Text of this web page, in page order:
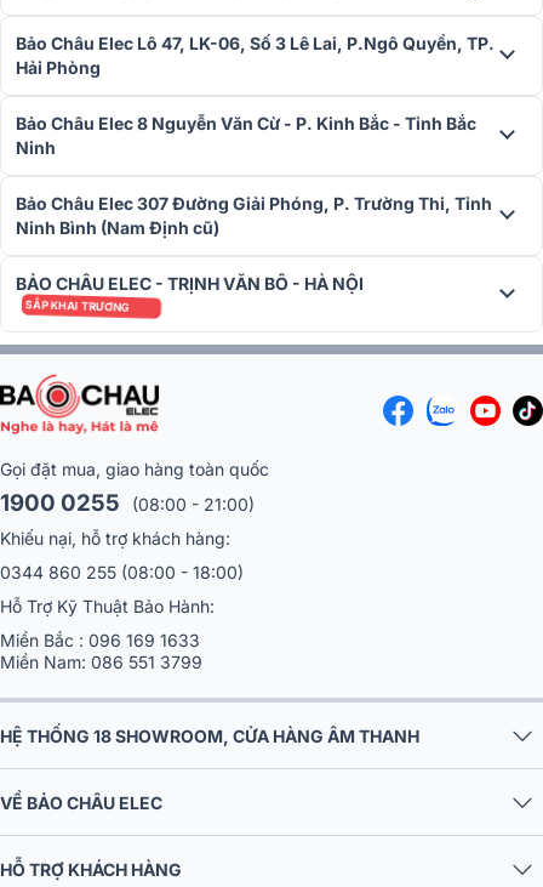
Bảo Châu Elec Lô 47, LK-06, Số 3 Lê Lai, P.Ngô Quyền, TP.
Hải Phòng
Bảo Châu Elec 8 Nguyễn Văn Cừ - P. Kinh Bắc - Tỉnh Bắc
Ninh
Bảo Châu Elec 307 Đường Giải Phóng, P. Trường Thi, Tỉnh
Ninh Bình (Nam Định cũ)
BẢO CHÂU ELEC - TRỊNH VĂN BÔ - HÀ NỘI
SẮP KHAI TRƯƠNG
Gọi đặt mua, giao hàng toàn quốc
1900 0255
(08:00 - 21:00)
Khiếu nại, hỗ trợ khách hàng:
0344 860 255 (08:00 - 18:00)
Hỗ Trợ Kỹ Thuật Bảo Hành:
Miền Bắc : 096 169 1633
Miền Nam: 086 551 3799
HỆ THỐNG 18 SHOWROOM, CỬA HÀNG ÂM THANH
VỀ BẢO CHÂU ELEC
HỖ TRỢ KHÁCH HÀNG